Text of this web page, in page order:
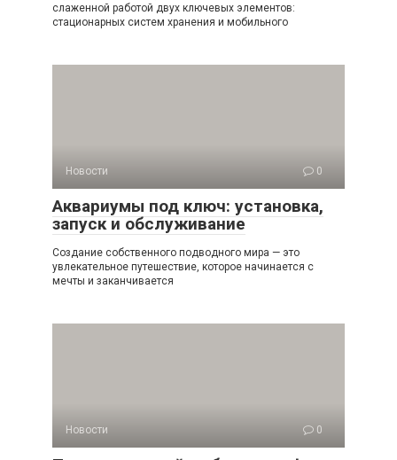
слаженной работой двух ключевых элементов:
стационарных систем хранения и мобильного
Новости 0
Аквариумы под ключ: установка,
запуск и обслуживание
Создание собственного подводного мира — это
увлекательное путешествие, которое начинается с
мечты и заканчивается
Новости 0